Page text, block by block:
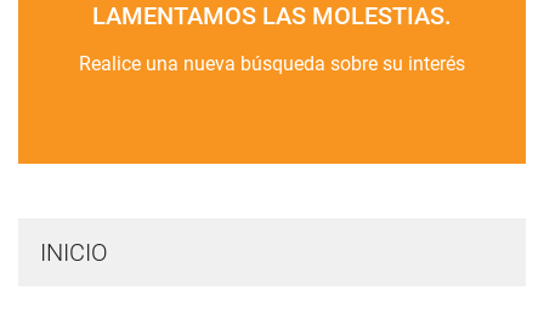
INICIO
LAMENTAMOS LAS MOLESTIAS.
Realice una nueva búsqueda sobre su interés